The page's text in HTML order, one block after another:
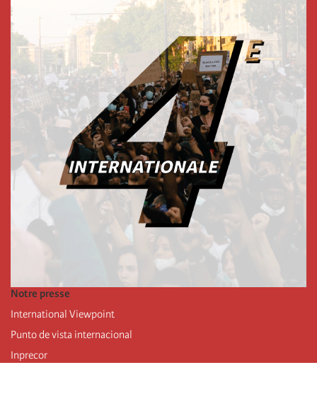
Notre presse
International Viewpoint
Punto de vista internacional
Inprecor